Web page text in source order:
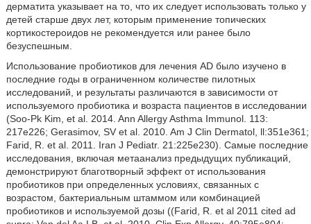
дерматита указывает на то, что их следует использовать только у
детей старше двух лет, которым применение топических
кортикостероидов не рекомендуется или ранее было
безуспешным.
Использование пробиотиков для лечения AD было изучено в
последние годы в ограниченном количестве пилотных
исследований, и результаты различаются в зависимости от
используемого пробиотика и возраста пациентов в исследовании
(Soo-Pk Kim, et al. 2014. Ann Allergy Asthma Immunol. 113:
217e226; Gerasimov, SV et al. 2010. Am J Clin Dermatol, ll:351e361;
Farid, R. et al. 2011. Iran J Pediatr. 21:225e230). Самые последние
исследования, включая метаанализ предыдущих публикаций,
демонстрируют благотворный эффект от использования
пробиотиков при определенных условиях, связанных с
возрастом, бактериальным штаммом или комбинацией
пробиотиков и используемой дозы ((Farid, R. et al 2011 cited ad